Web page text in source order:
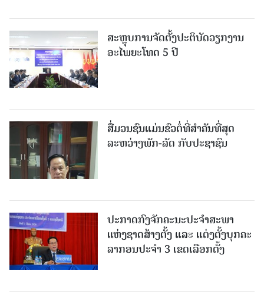
ສະຫຼຸບການຈັດຕັ້ງປະຕິບັດວຽກງານ
ອະໄພຍະໂທດ 5 ປີ
ສື່ມວນຊົນແມ່ນຂົວຕໍ່ທີ່ສໍາຄັນທີ່ສຸດ
ລະຫວ່າງພັກ-ລັດ ກັບປະຊາຊົນ
ປະກາດກົງຈັກຄະນະປະຈໍາສະພາ
ແຫ່ງຊາດສ້າງຕັ້ງ ແລະ ແຕ່ງຕັ້ງບຸກຄະ
ລາກອນປະຈໍາ 3 ເຂດເລືອກຕັ້ງ